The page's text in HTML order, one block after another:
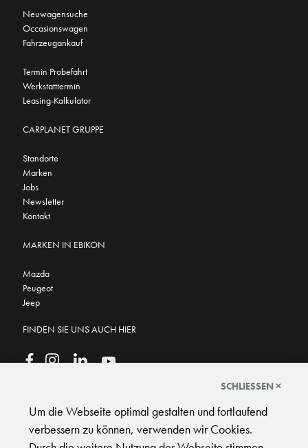
Neuwagensuche
Occasionswagen
Fahrzeugankauf
Termin Probefahrt
Werkstatttermin
Leasing-Kalkulator
CARPLANET GRUPPE
Standorte
Marken
Jobs
Newsletter
Kontakt
MARKEN IN EBIKON
Mazda
Peugeot
Jeep
FINDEN SIE UNS AUCH HIER
GOOGLE BEWERTUNGEN
4.6 ★★★ ★★
★★★ ★★
SCHLIESSEN ×
Um die Webseite optimal gestalten und fortlaufend
verbessern zu können, verwenden wir Cookies.